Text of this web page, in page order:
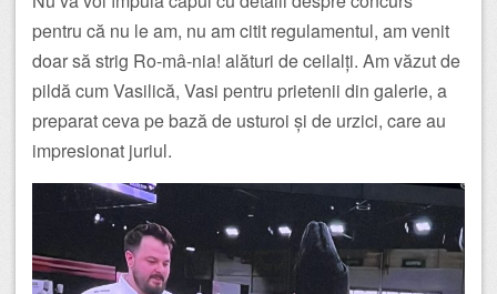
pentru că nu le am, nu am citit regulamentul, am venit
doar să strig Ro-mâ-nia! alături de ceilalți. Am văzut de
pildă cum Vasilică, Vasi pentru prietenii din galerie, a
preparat ceva pe bază de usturoi și de urzici, care au
impresionat juriul.